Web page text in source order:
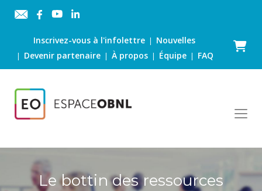
Inscrivez-vous à l'infolettre| Nouvelles
| Devenir partenaire |À propos | Équipe | FAQ
Panier
Le bottin des ressources